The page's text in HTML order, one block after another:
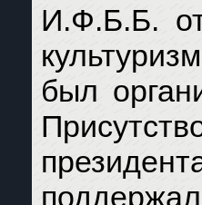
И.Ф.Б.Б.
был